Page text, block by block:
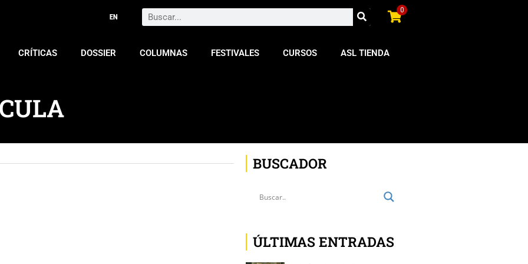
Search 0
CRÍTICAS DOSSIER COLUMNAS FESTIVALES CURSOS ASL TIENDA
BUSCADOR
ÚLTIMAS ENTRADAS